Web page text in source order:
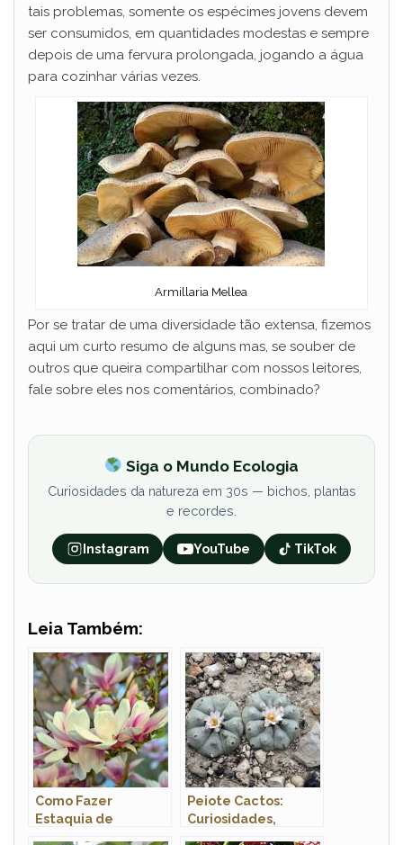
tais problemas, somente os espécimes jovens devem
ser consumidos, em quantidades modestas e sempre
depois de uma fervura prolongada, jogando a água
para cozinhar várias vezes.
Armillaria Mellea
Por se tratar de uma diversidade tão extensa, fizemos
aqui um curto resumo de alguns mas, se souber de
outros que queira compartilhar com nossos leitores,
fale sobre eles nos comentários, combinado?
Siga o Mundo Ecologia
Curiosidades da natureza em 30s — bichos, plantas
e recordes.
Instagram YouTube TikTok
Leia Também:
Como Fazer
Estaquia de
Peiote Cactos:
Curiosidades,